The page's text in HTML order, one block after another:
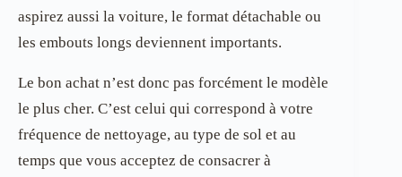
aspirez aussi la voiture, le format détachable ou
les embouts longs deviennent importants.
Le bon achat n’est donc pas forcément le modèle
le plus cher. C’est celui qui correspond à votre
fréquence de nettoyage, au type de sol et au
temps que vous acceptez de consacrer à